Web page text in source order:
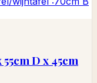
D x 45cm